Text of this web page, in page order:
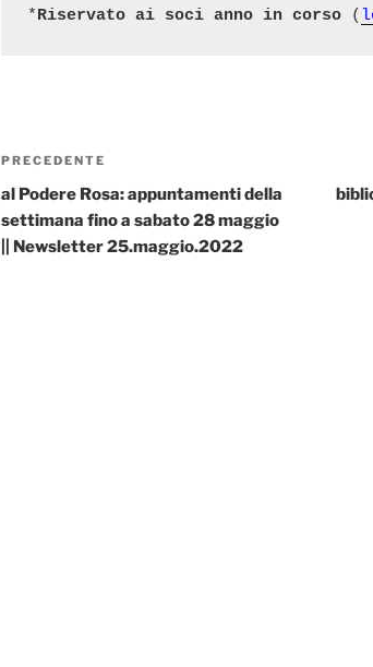
*Riservato ai soci anno in corso (
Navigazione
articoli
Articolo
precedente:
PRECEDENTE
al Podere Rosa: appuntamenti della
settimana fino a sabato 28 maggio
|| Newsletter 25.maggio.2022